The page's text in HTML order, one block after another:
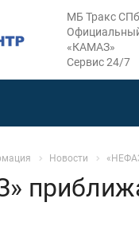
МБ Тракс СПб
«КАМАЗ»
Сервис 24/7
Новости